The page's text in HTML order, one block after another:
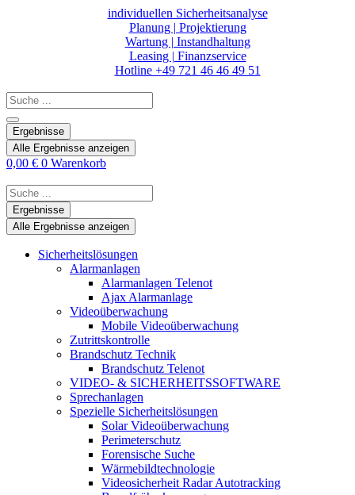
individuellen Sicherheitsanalyse
Planung | Projektierung
Wartung | Instandhaltung
Leasing | Finanzservice
Hotline +49 721 46 46 49 51
Search
...
Ergebnisse
Alle Ergebnisse anzeigen
0,00 € 0 Warenkorb
Search
...Ergebnisse
Alle Ergebnisse anzeigen
Sicherheitslösungen
Alarmanlagen
Alarmanlagen Telenot
Ajax Alarmanlage
Videoüberwachung
Mobile Videoüberwachung
Zutrittskontrolle
Brandschutz Technik
Brandschutz Telenot
VIDEO- & SICHERHEITSSOFTWARE
Sprechanlagen
Spezielle Sicherheitslösungen
Solar Videoüberwachung
Perimeterschutz
Forensische Suche
Wärmebildtechnologie
Videosicherheit Radar Autotracking​